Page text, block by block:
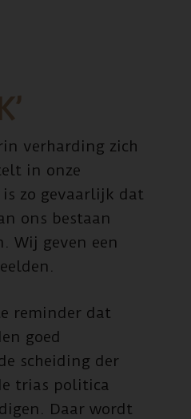
verharding zich
in onze
zo gevaarlijk dat
ons bestaan
Wij geven een
reminder dat
goed
scheiding der
trias politica
Daar wordt